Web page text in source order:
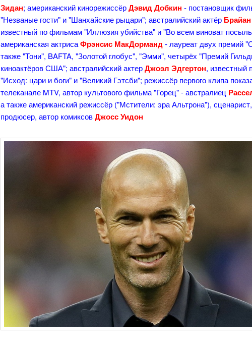
Зидан; американский кинорежиссёрДэвид Добкин - постановщик
"Незваные гости" и "Шанхайские рыцари"; австралийский актёр
известный по фильмам "Иллюзия убийства" и "Во всем виноват
американская актрисаФрэнсис МакДорманд- лауреат двух премий
также "Тони", BAFTA, "Золотой глобус", "Эмми", четырёх "Премий
киноактёров США"; австралийский актерДжоэл Эдгертон, известный
"Исход: цари и боги" и "Великий Гэтсби"; режиссёр первого клипа
телеканале MTV, автор культового фильма "Горец" - австралиец
а также американский режиссёр ("Мстители: эра Альтрона"),
продюсер, автор комиксовДжосс Уидон